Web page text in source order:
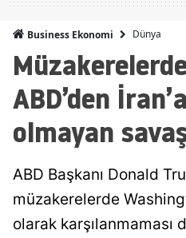
Business Ekonomi Dünya
ABD’den
olmayan
ABD Başkanı Donald
müzakerelerde
olarak karşılanmaması